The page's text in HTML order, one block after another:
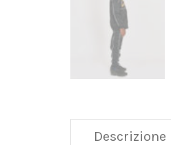
Descrizione